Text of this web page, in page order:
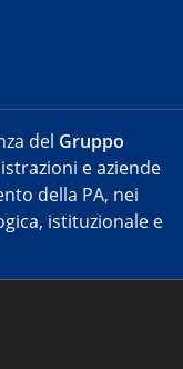
del Gruppo
e aziende
della PA, nei
istituzionale e